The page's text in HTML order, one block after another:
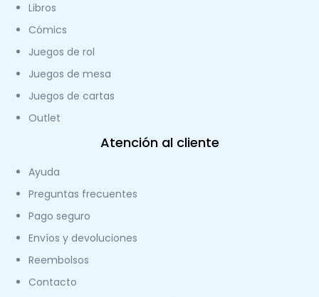
Libros
Cómics
Juegos de rol
Juegos de mesa
Juegos de cartas
Outlet
Atención al cliente
Ayuda
Preguntas frecuentes
Pago seguro
Envíos y devoluciones
Reembolsos
Contacto